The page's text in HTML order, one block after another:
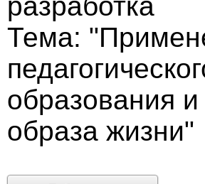
Тема:
образования и
образа жизни"